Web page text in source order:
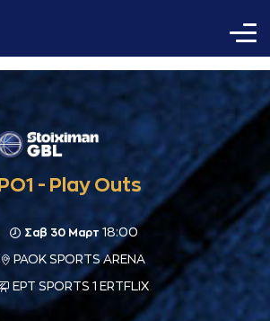
PO1 - Play Outs
Σαβ 30 Μαρτ 18:00
PAOK SPORTS ARENA
ΕΡΤ SPORTS 1 ERTFLIX